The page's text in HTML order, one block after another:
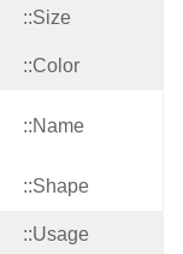
Size::
Color::
Name::
Shape::
Usage::